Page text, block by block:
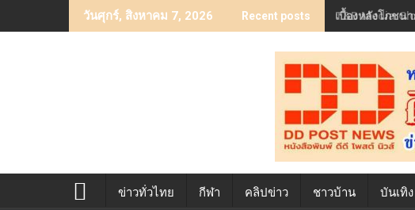
to
วันศุกร์, สิงหาคม 7, 2026 Recent posts เบื้องหลังโภชน
ข่าวทั่วไทย กีฬา คลิปข่าว ชาวบ้าน บันเทิง